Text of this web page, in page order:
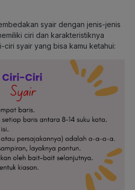
syair dengan jenis-jenis
ciri dan karakteristiknya
ciri syair yang bisa kamu ketahui: